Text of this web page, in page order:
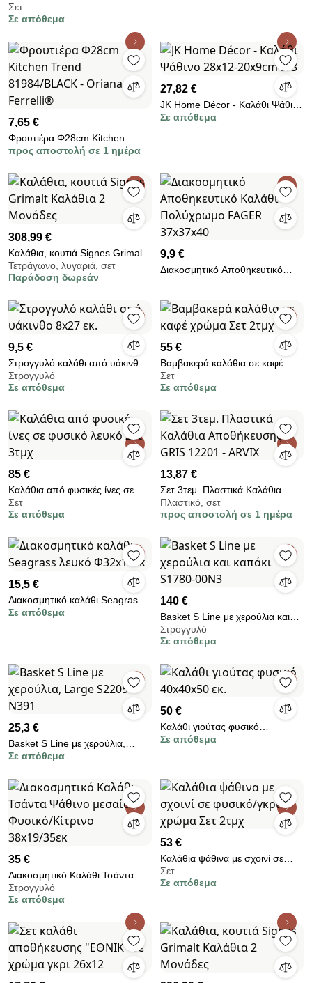
Φυσικό Rattan W34 x L50 x H7
cm Broste Copenhagen
Σετ
Σε απόθεμα
7,65 €
Φρουτιέρα Φ28cm Kitchen
Trend 81984/BLACK - Oriana
προς αποστολή σε 1 ημέρα
27,82 €
JΚ Home Décor - Καλάθι Ψάθινο
28x12-20x9cm S/3
Σε απόθεμα
308,99 €
Καλάθια, κουτιά Signes Grimalt
Καλάθια 2 Μονάδες
Τετράγωνο, λυγαριά, σετ
Παράδοση δωρεάν
9,9 €
Διακοσμητικό Αποθηκευτικό
9,5 €
Στρογγυλό καλάθι από υάκινθο
8x27 εκ.
Στρογγυλό
Σε απόθεμα
55 €
Βαμβακερά καλάθια σε καφέ
χρώμα Σετ 2τμχ
Σετ
Σε απόθεμα
85 €
Καλάθια από φυσικές ίνες σε
φυσικό λευκό Σετ 3τμχ
Σετ
Σε απόθεμα
13,87 €
Σετ 3τεμ. Πλαστικά Καλάθια
Αποθήκευσης GRIS 12201 -
ARVIX
Πλαστικό, σετ
προς αποστολή σε 1 ημέρα
15,5 €
Διακοσμητικό καλάθι Seagrass
λευκό Φ32x11εκ
Σε απόθεμα
140 €
Basket S Line με χερούλια και
καπάκι S1780-00N3
Στρογγυλό
Σε απόθεμα
25,3 €
Basket S Line με χερούλια,
Large S2205-N391
Σε απόθεμα
50 €
Καλάθι γιούτας φυσικό
40x40x50 εκ.
Σε απόθεμα
35 €
Διακοσμητικό Καλάθι Τσάντα
Ψάθινο μεσαίο Φυσικό/Κίτρινο
38x19/35εκ
Στρογγυλό
Σε απόθεμα
53 €
Καλάθια ψάθινα με σχοινί σε
φυσικό/γκρι χρώμα Σετ 2τμχ
Σετ
Σε απόθεμα